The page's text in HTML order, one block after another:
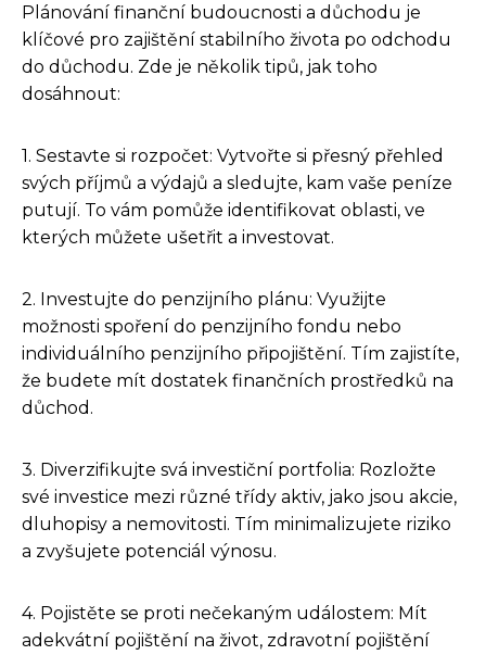
Plánování finanční budoucnosti a důchodu je
klíčové pro zajištění stabilního života po odchodu
do důchodu. Zde je několik tipů, jak toho
dosáhnout:
1. Sestavte si rozpočet: Vytvořte si přesný přehled
svých příjmů a výdajů a sledujte, kam vaše peníze
putují. To vám pomůže identifikovat oblasti, ve
kterých můžete ušetřit a investovat.
2. Investujte do penzijního plánu: Využijte
možnosti spoření do penzijního fondu nebo
individuálního penzijního připojištění. Tím zajistíte,
že budete mít dostatek finančních prostředků na
důchod.
3. Diverzifikujte svá investiční portfolia: Rozložte
své investice mezi různé třídy aktiv, jako jsou akcie,
dluhopisy a nemovitosti. Tím minimalizujete riziko
a zvyšujete potenciál výnosu.
4. Pojistěte se proti nečekaným událostem: Mít
adekvátní pojištění na život, zdravotní pojištění